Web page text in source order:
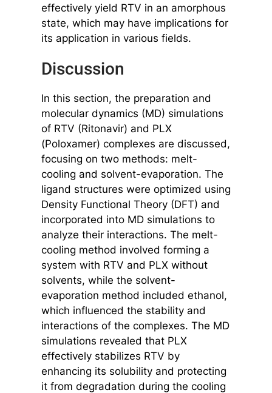
effectively yield RTV in an amorphous
state, which may have implications for
its application in various fields.
Discussion
In this section, the preparation and
molecular dynamics (MD) simulations
of RTV (Ritonavir) and PLX
(Poloxamer) complexes are discussed,
focusing on two methods: melt-
cooling and solvent-evaporation. The
ligand structures were optimized using
Density Functional Theory (DFT) and
incorporated into MD simulations to
analyze their interactions. The melt-
cooling method involved forming a
system with RTV and PLX without
solvents, while the solvent-
evaporation method included ethanol,
which influenced the stability and
interactions of the complexes. The MD
simulations revealed that PLX
effectively stabilizes RTV by
enhancing its solubility and protecting
it from degradation during the cooling